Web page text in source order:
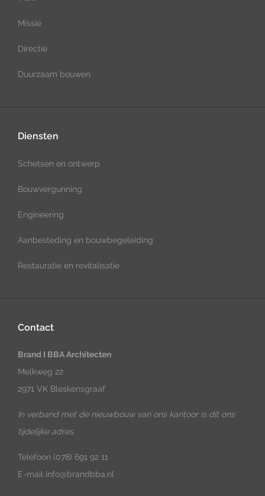
Missie
Directie
Duurzaam bouwen
Diensten
Schetsen en ontwerp
Bouwvergunning
Engineering
Aanbesteding en bouwbegeleiding
Restauratie en revitalisatie
Contact
Brand I BBA Architecten
Melkweg 22
2971 VK Bleskensgraaf
In verband met de nieuwbouw van ons kantoor is dit ons
tijdelijke adres.
Telefoon (078) 691 92 11
E-mail info@brandbba.nl